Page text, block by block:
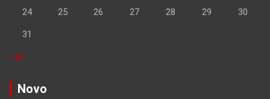
24 25 26 27 28 29 30
31
« jul
Novo